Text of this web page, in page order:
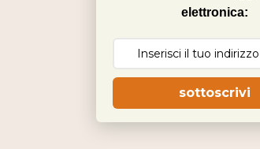
elettronica:
sottoscrivi